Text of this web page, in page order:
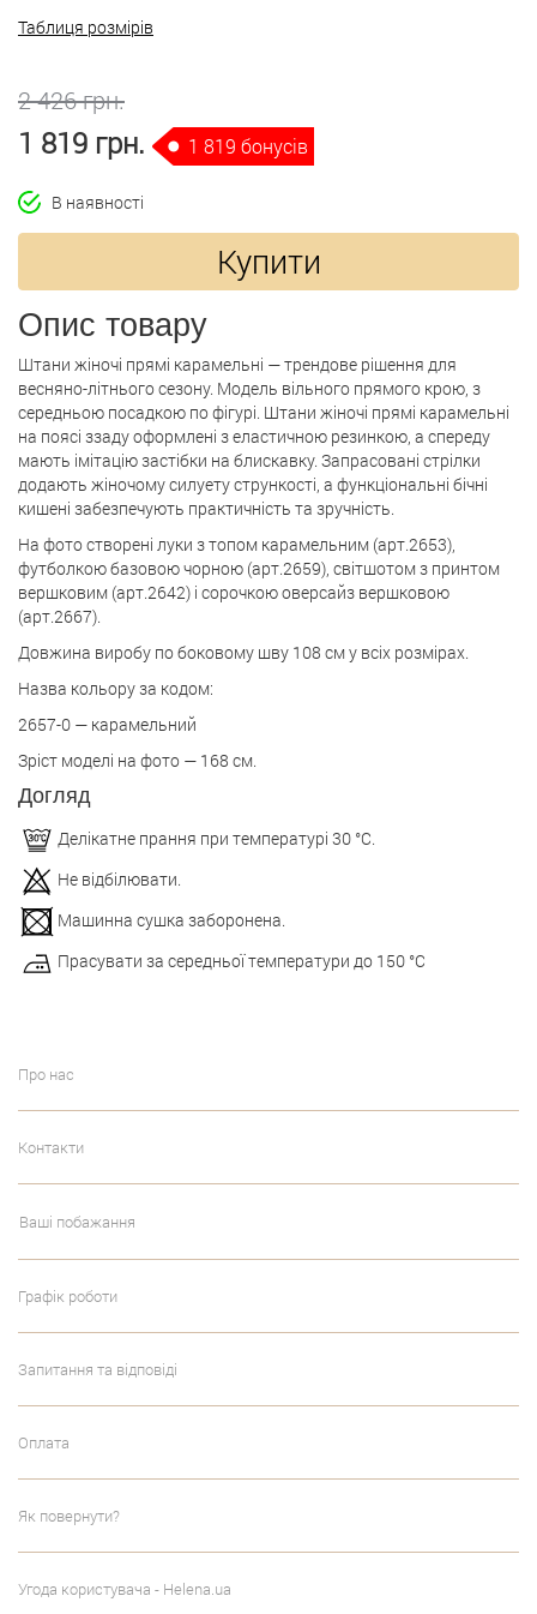
Таблиця розмірів
2 426 грн.
1 819 грн. 1 819 бонусів
В наявності
Купити
Опис товару
Штани жіночі прямі карамельні — трендове рішення для
весняно-літнього сезону. Модель вільного прямого крою, з
середньою посадкою по фігурі. Штани жіночі прямі карамельні
на поясі ззаду оформлені з еластичною резинкою, а спереду
мають імітацію застібки на блискавку. Запрасовані стрілки
додають жіночому силуету стрункості, а функціональні бічні
кишені забезпечують практичність та зручність.
На фото створені луки з топом карамельним (арт.2653),
футболкою базовою чорною (арт.2659), світшотом з принтом
вершковим (арт.2642) і сорочкою оверсайз вершковою
(арт.2667).
Довжина виробу по боковому шву 108 см у всіх розмірах.
Назва кольору за кодом:
2657-0 — карамельний
Зріст моделі на фото — 168 см.
Догляд
Делікатне прання при температурі 30 °С.
Не відбілювати.
Машинна сушка заборонена.
Прасувати за середньої температури до 150 °С
Про нас
Контакти
Ваші побажання
Графік роботи
Запитання та відповіді
Оплата
Як повернути?
Угода користувача - Helena.ua